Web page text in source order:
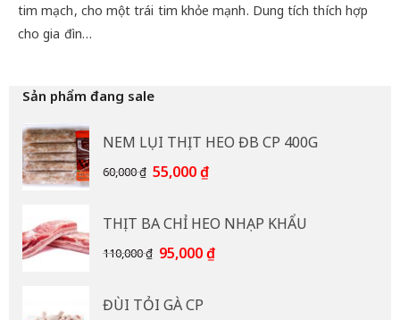
tim mạch, cho một trái tim khỏe mạnh. Dung tích thích hợp
cho gia đìn…
Sản phẩm đang sale
NEM LỤI THỊT HEO ĐB CP 400G
60,000₫ Giá
60,000 ₫.
55,000₫Giá
là:
55,000 ₫.
THỊT BA CHỈ HEO NHẠP KHẨU
110,000₫ Giá
110,000 ₫.
95,000₫Giá
ĐÙI TỎI GÀ CP